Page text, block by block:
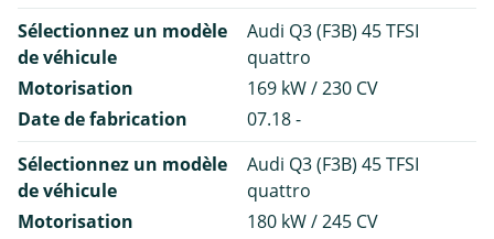
Sélectionnez un modèle
de véhicule
Audi Q3 (F3B) 45 TFSI
quattro
Motorisation
169 kW / 230 CV
Date de fabrication
07.18 -
Sélectionnez un modèle
de véhicule
Audi Q3 (F3B) 45 TFSI
quattro
Motorisation
180 kW / 245 CV